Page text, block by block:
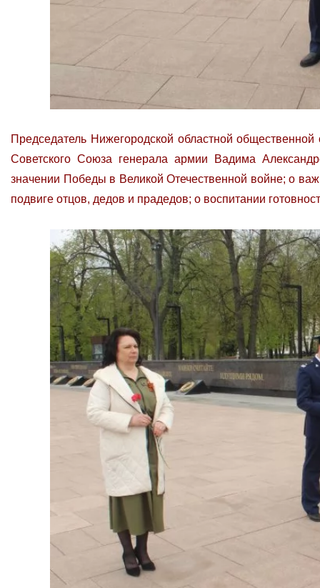
Председатель Нижегородской областной
Советского Союза генерала армии Вадима
значении Победы в Великой Отечественной войне; о
подвиге отцов, дедов и прадедов; о воспитании